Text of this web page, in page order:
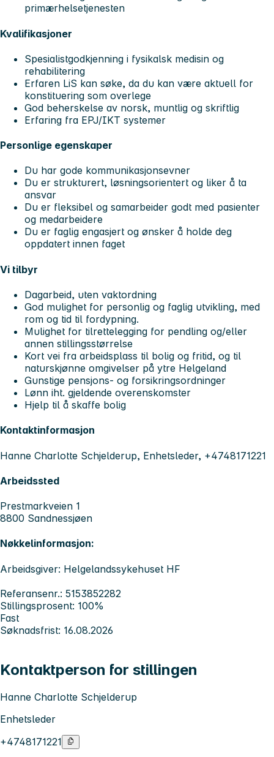
primærhelsetjenesten
Kvalifikasjoner
Spesialistgodkjenning i fysikalsk medisin og
rehabilitering
Erfaren LiS kan søke, da du kan være aktuell for
konstituering som overlege
God beherskelse av norsk, muntlig og skriftlig
Erfaring fra EPJ/IKT systemer
Personlige egenskaper
Du har gode kommunikasjonsevner
Du er strukturert, løsningsorientert og liker å ta
ansvar
Du er fleksibel og samarbeider godt med pasienter
og medarbeidere
Du er faglig engasjert og ønsker å holde deg
oppdatert innen faget
Vi tilbyr
Dagarbeid, uten vaktordning
God mulighet for personlig og faglig utvikling, med
rom og tid til fordypning.
Mulighet for tilrettelegging for pendling og/eller
annen stillingsstørrelse
Kort vei fra arbeidsplass til bolig og fritid, og til
naturskjønne omgivelser på ytre Helgeland
Gunstige pensjons- og forsikringsordninger
Lønn iht. gjeldende overenskomster
Hjelp til å skaffe bolig
Kontaktinformasjon
Hanne Charlotte Schjelderup, Enhetsleder, +4748171221
Arbeidssted
Prestmarkveien 1
8800 Sandnessjøen
Nøkkelinformasjon:
Arbeidsgiver: Helgelandssykehuset HF
Referansenr.: 5153852282
Stillingsprosent: 100%
Fast
Søknadsfrist: 16.08.2026
Kontaktperson for stillingen
Hanne Charlotte Schjelderup
Enhetsleder
+4748171221